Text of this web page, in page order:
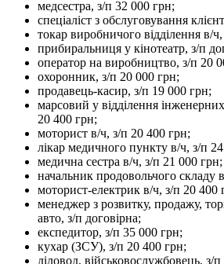
медсестра, з/п 32 000 грн;
спеціаліст з обслуговування
токар виробничого відділення в/
прибиральниця у кінотеатр, з/п
оператор на виробництво, з/п 20
охоронник, з/п 20 000 грн;
продавець-касир, з/п 19 000 грн;
марсовий у відділення
20 400 грн;
моторист в/ч, з/п 20 400 грн;
лікар медичного пункту в/ч, з/п
медична сестра в/ч, з/п 21 000 грн;
начальник продовольчого складу
моторист-електрик в/ч, з/п 20 400
менеджер з розвитку, продажу,
авто, з/п договірна;
експедитор, з/п 35 000 грн;
кухар (ЗСУ), з/п 20 400 грн;
діловод, військовослужбовець, з/